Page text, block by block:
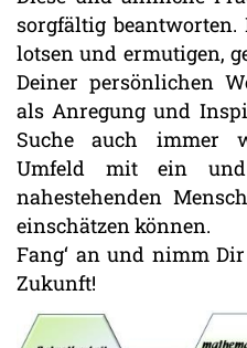
sorgfältig
lotsen und ermutigen,
Deiner persönlichen
als Anregung und
Suche auch immer
Umfeld mit ein
nahestehenden
einschätzen können.
Fang‘ an und nimm
Zukunft!